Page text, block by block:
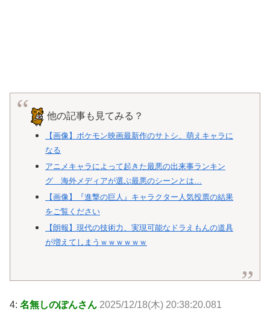
他の記事も見てみる？
【画像】ポケモン映画最新作のサトシ、萌えキャラに
なる
アニメキャラによって起きた最悪の出来事ランキン
グ 海外メディアが選ぶ最悪のシーンとは…
【画像】『進撃の巨人』キャラクター人気投票の結果
をご覧ください
【朗報】現代の技術力、実現可能なドラえもんの道具
が増えてしまうｗｗｗｗｗｗ
4: 名無しのぽんさん 2025/12/18(木) 20:38:20.081